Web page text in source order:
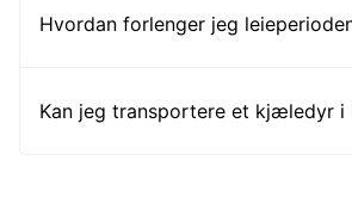
Hvordan forlenger jeg
Kan jeg transportere et kjæledyr i